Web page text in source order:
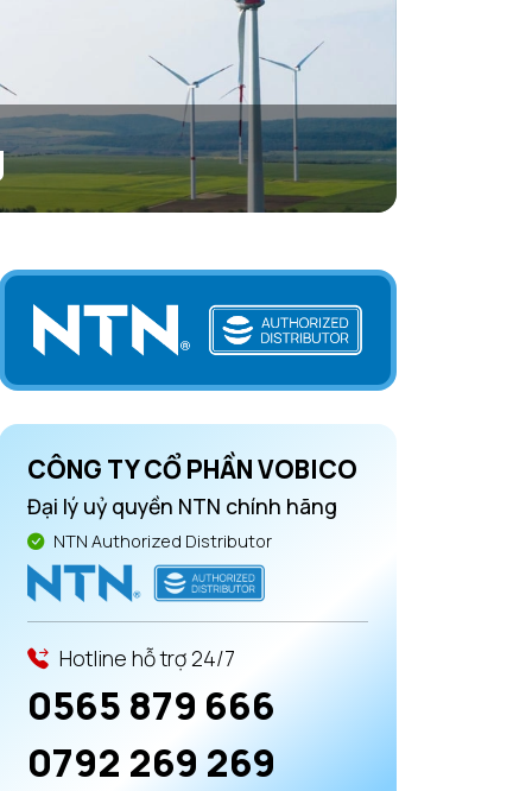
CÔNG TY CỔ PHẦN VOBICO
Đại lý uỷ quyền NTN chính hãng
NTN Authorized Distributor
Hotline hỗ trợ 24/7
0565 879 666
0792 269 269